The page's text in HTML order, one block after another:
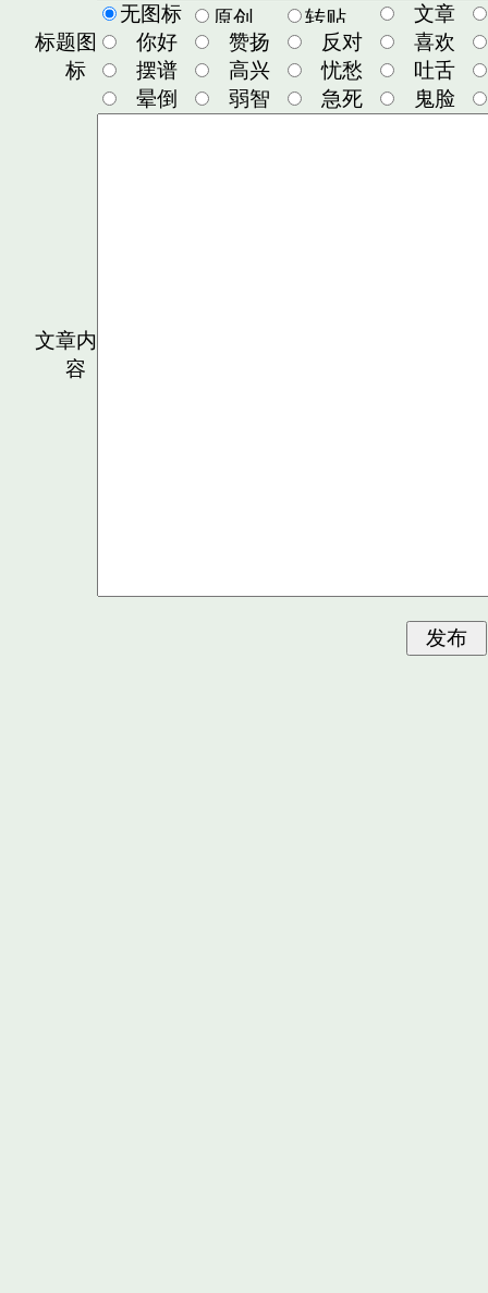
标题图
标
无图标
文章
你好
赞扬 反对
喜欢
摆谱
高兴 忧愁
吐舌
晕倒
弱智 急死 鬼脸
文章内
容